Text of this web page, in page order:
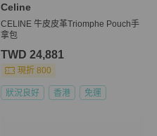
Celine
CELINE 牛皮皮革Triomphe Pouch手
拿包
TWD 24,881
現折 800
狀況良好 香港 免運